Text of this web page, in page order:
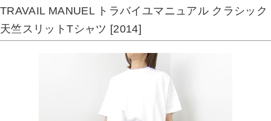
TRAVAIL MANUEL トラバイユマニュアル クラシック
天竺スリットTシャツ [2014]